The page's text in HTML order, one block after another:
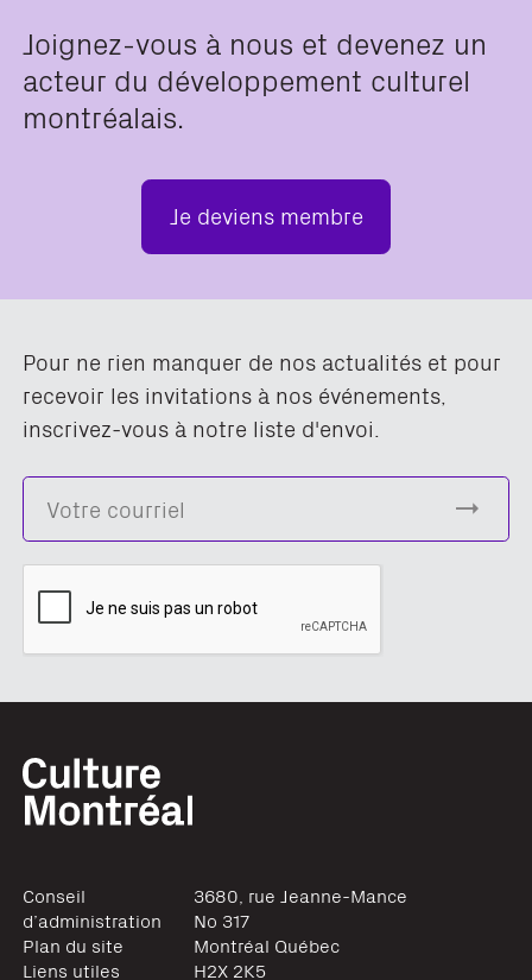
Joignez-vous à nous et devenez un
acteur du développement culturel
montréalais.
Je deviens membre
Pour ne rien manquer de nos actualités et pour
recevoir les invitations à nos événements,
inscrivez-vous à notre liste d'envoi.
Conseil
d’administration
Plan du site
Liens utiles
3680, rue Jeanne-Mance
No 317
Montréal Québec
H2X 2K5